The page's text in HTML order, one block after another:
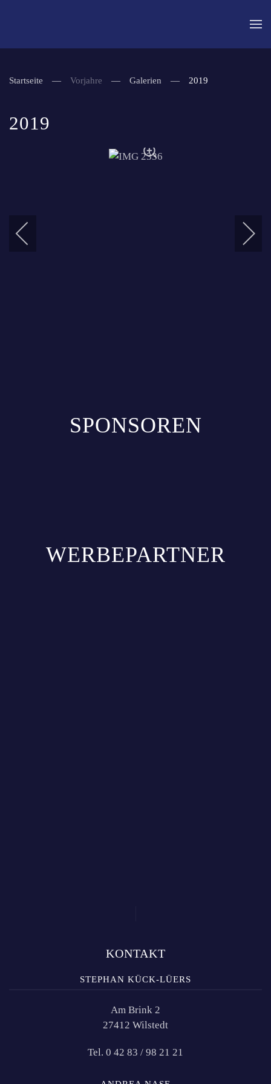
Startseite Vorjahre Galerien 2019
2019
SPONSOREN
WERBEPARTNER
KONTAKT
STEPHAN KÜCK-LÜERS
Am Brink 2
27412 Wilstedt
Tel. 0 42 83 / 98 21 21